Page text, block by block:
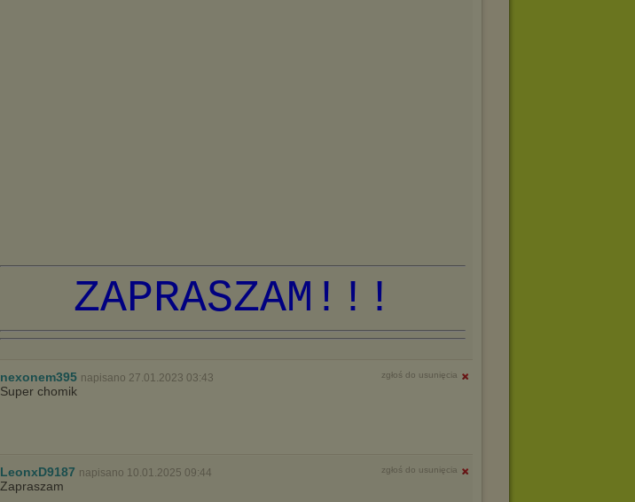
ZAPRASZAM!!!
nexonem395 napisano 27.01.2023 03:43 zgłoś do usunięcia
Super chomik
LeonxD9187 napisano 10.01.2025 09:44 zgłoś do usunięcia
Zapraszam